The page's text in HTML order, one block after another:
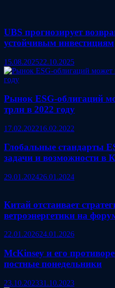
UBS прогнозирует
устойчивым инвестициям
15.08.202522.10.2025
Рынок ESG-облигаций
трлн в 2022 году
17.02.202216.02.2022
Глобальные стандарты
задачи и возможности в
29.01.202426.01.2024
Китай отстаивает
ветроэнергетики на
22.01.202624.01.2026
McKinsey и его
постные понедельники
23.10.202331.10.2023